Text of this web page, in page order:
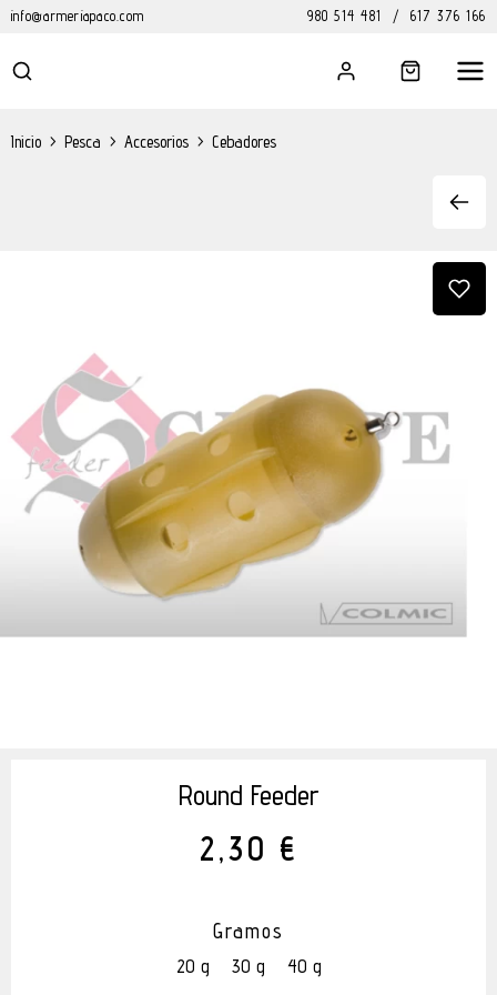
info@armeriapaco.com 980 514 481 / 617 376 166
Inicio > Pesca > Accesorios > Cebadores
Round Feeder
2,30 €
Gramos
20 g 30 g 40 g